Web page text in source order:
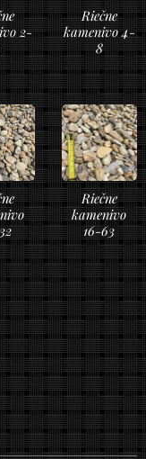
2-
Riečne
kamenivo 4-
8
Riečne
kamenivo
16-63